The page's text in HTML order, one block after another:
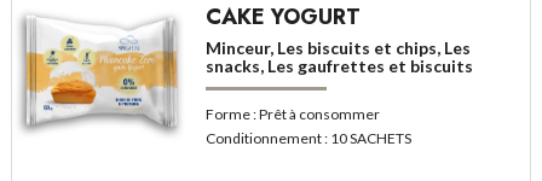
CAKE YOGURT
Minceur, Les biscuits et chips, Les
snacks, Les gaufrettes et biscuits
Forme :Prêt à consommer
Conditionnement : 10 SACHETS